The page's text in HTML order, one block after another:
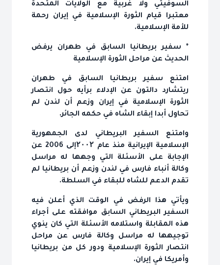
السوفيتي ولا غربية مع الولايات المتحدة
معتبرا قيام الثورة الإسلامية في إيران رحمة
للأمة الإسلامية.
* سفير بريطانيا السابق في طهران يرفض
الحديث عن مراحل الثورة الإسلامية
امتنع سفير بريطانيا السابق في طهران
ريتشارد دالتون عن الإدلاء برأيه حول انتصار
الثورة الإسلامية في إيران وزعم أن لندن لم
تحاول أبدا إبقاء الشاه في حكمه الجائر.
وامتنع السفير البريطاني لدى الجمهورية
الإسلامية الإيرانية منذ عام ۲۰۰۲إلى 2006 عن
الإجابة على الأسئلة التي وجهها له مراسل
وكالة أنباء فارس في لندن وزعم أن بريطانيا لم
تقدم الدعم للشاه للبقاء في السلطة.
ويأتي هذا الرفض في الوقت الذي أعلن فيه
السفير البريطاني السابق موافقته على أجراء
هذه المقابلة واستلامه الأسئلة التي كان ينوي
توجيهها له مراسل وكالة فارس عن مراحل
انتصار الثورة الإسلامية ودور كل من بريطانيا
وأمريكا في إيران.